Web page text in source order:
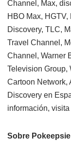
Channel, Max,
HBO Max,
Discovery, TLC,
Travel Channel,
Channel, Warner
Television Group,
Cartoon Network,
Discovery en
información, visita
Sobre